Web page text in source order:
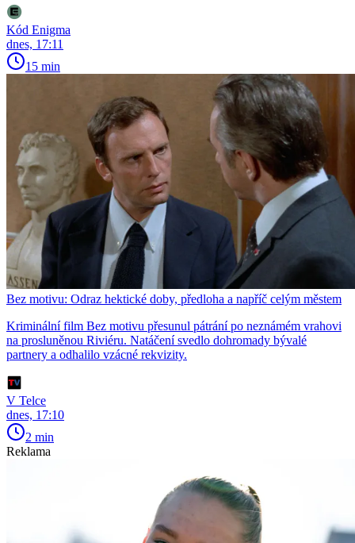
Kód Enigma
dnes, 17:11
15 min
Bez motivu: Odraz hektické doby, předloha a napříč celým městem
Kriminální film Bez motivu přesunul pátrání po neznámém vrahovi
na prosluněnou Riviéru. Natáčení svedlo dohromady bývalé
partnery a odhalilo vzácné rekvizity.
V Telce
dnes, 17:10
2 min
Reklama